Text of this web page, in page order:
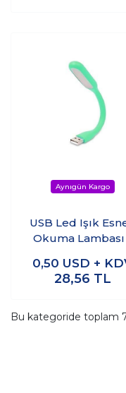
USB Led Işık
Okuma Lambası
0,50 USD +
28,56 TL
Bu kategoride toplam